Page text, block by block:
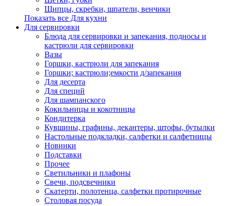
Щипцы, скребки, шпатели, венчики
Показать все Для кухни
Для сервировки
Блюда для сервировки и запекания, подносы и
кастрюли для сервировки
Вазы
Горшки, кастрюли для запекания
Горшки; кастрюли;емкости д/запекания
Для десерта
Для специй
Для шампанского
Кокильницы и кокотницы
Кондитерка
Кувшины, графины, декантеры, штофы, бутылки
Настольные подкладки, салфетки и салфетницы
Новинки
Подставки
Прочее
Светильники и плафоны
Свечи, подсвечники
Скатерти, полотенца, салфетки протирочные
Столовая посуда